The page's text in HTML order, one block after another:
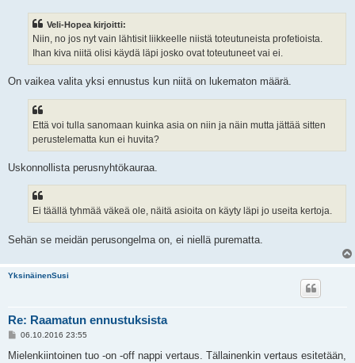
Veli-Hopea kirjoitti:
Niin, no jos nyt vain lähtisit liikkeelle niistä toteutuneista profetioista.
Ihan kiva niitä olisi käydä läpi josko ovat toteutuneet vai ei.
On vaikea valita yksi ennustus kun niitä on lukematon määrä.
Että voi tulla sanomaan kuinka asia on niin ja näin mutta jättää sitten
perustelematta kun ei huvita?
Uskonnollista perusnyhtökauraa.
Ei täällä tyhmää väkeä ole, näitä asioita on käyty läpi jo useita kertoja.
Sehän se meidän perusongelma on, ei niellä purematta.
YksinäinenSusi
Re: Raamatun ennustuksista
V
e
06.10.2016 23:55
Mielenkiintoinen tuo -on -off nappi vertaus. Tällainenkin vertaus esitetään,